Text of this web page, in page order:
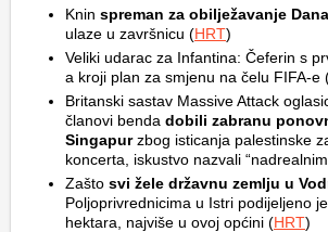
Knin spreman za obilježavanje
ulaze u završnicu (HRT)
Veliki udarac za Infantina: Čeferin s
a kroji plan za smjenu na čelu FIFA-e
Britanski sastav Massive Attack
članovi benda dobili zabranu
Singapurzbog isticanja palestinske
koncerta, iskustvo nazvali
Zašto svi žele državnu zemlju u
Poljoprivrednicima u Istri podijeljeno
hektara, najviše u ovoj općini (HRT)